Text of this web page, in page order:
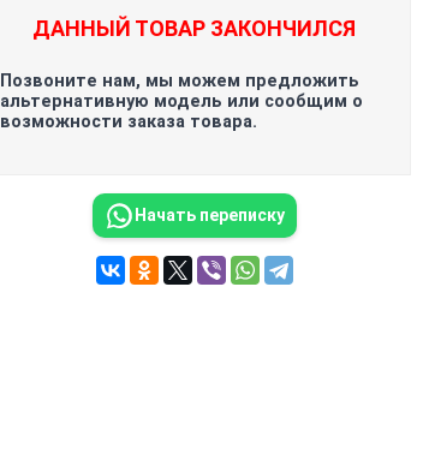
ДАННЫЙ ТОВАР ЗАКОНЧИЛСЯ
Позвоните нам, мы можем предложить
альтернативную модель или сообщим о
возможности заказа товара.
Начать переписку